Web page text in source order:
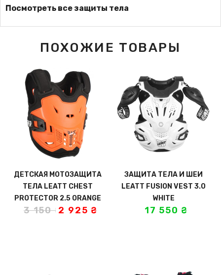
Посмотреть все защиты тела
ПОХОЖИЕ ТОВАРЫ
ДЕТСКАЯ МОТОЗАЩИТА
ТЕЛА LEATT CHEST
PROTECTOR 2.5 ORANGE
3 150₴ 2 925₴
ЗАЩИТА ТЕЛА И ШЕИ
LEATT FUSION VEST 3.0
WHITE
17 550₴